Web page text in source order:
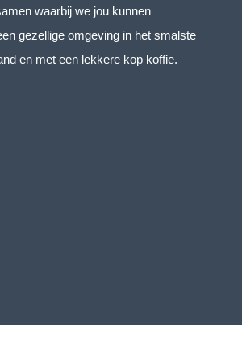
waarbij we jou kunnen
gezellige omgeving in het smalste
en met een lekkere kop koffie.